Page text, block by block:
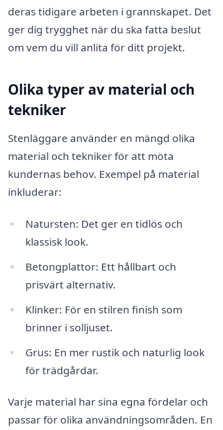
deras tidigare arbeten i grannskapet. Det
ger dig trygghet när du ska fatta beslut
om vem du vill anlita för ditt projekt.
Olika typer av material och
tekniker
Stenläggare använder en mängd olika
material och tekniker för att möta
kundernas behov. Exempel på material
inkluderar:
Natursten: Det ger en tidlös och
klassisk look.
Betongplattor: Ett hållbart och
prisvärt alternativ.
Klinker: För en stilren finish som
brinner i solljuset.
Grus: En mer rustik och naturlig look
för trädgårdar.
Varje material har sina egna fördelar och
passar för olika användningsområden. En